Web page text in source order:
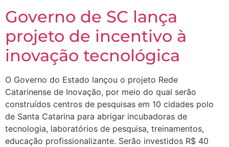
Governo de SC lança
projeto de incentivo à
inovação tecnológica
O Governo do Estado lançou o projeto Rede
Catarinense de Inovação, por meio do qual serão
construídos centros de pesquisas em 10 cidades polo
de Santa Catarina para abrigar incubadoras de
tecnologia, laboratórios de pesquisa, treinamentos,
educação profissionalizante. Serão investidos R$ 40